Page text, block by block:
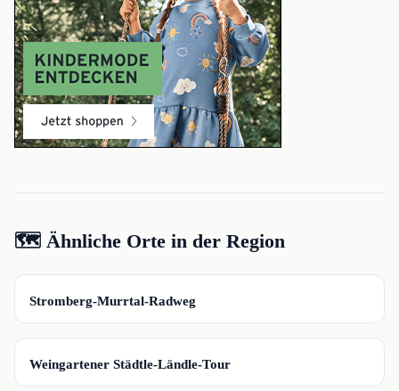
🗺️ Ähnliche Orte in der Region
📍
Stromberg-Murrtal-Radweg
📍
Weingartener Städtle-Ländle-Tour